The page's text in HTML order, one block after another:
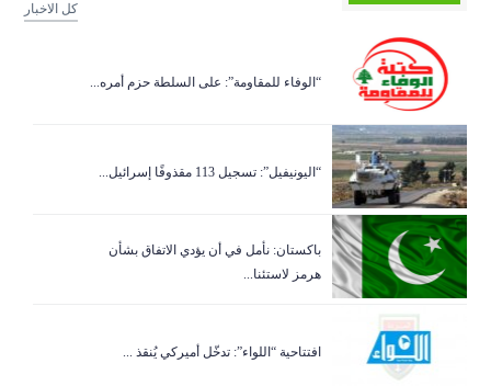
كل الاخبار
“الوفاء للمقاومة”: على السلطة حزم أمره...
“اليونيفيل”: تسجيل 113 مقذوفًا إسرائيل...
باكستان: نأمل في أن يؤدي الاتفاق بشأن
هرمز لاستئنا...
افتتاحية “اللواء”: تدخّل أميركي يُنقذ ...